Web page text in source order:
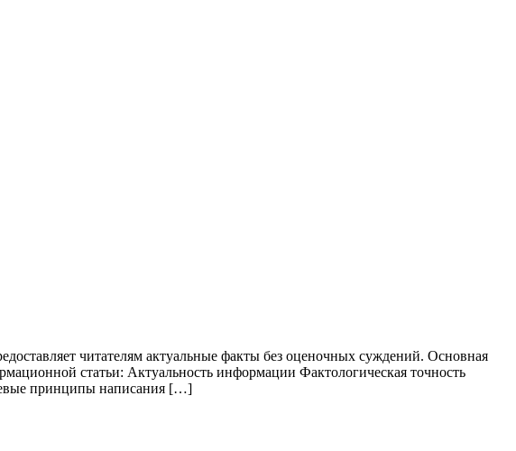
читателям актуальные факты без оценочных суждений. Основная
статьи: Актуальность информации Фактологическая точность
принципы написания […]